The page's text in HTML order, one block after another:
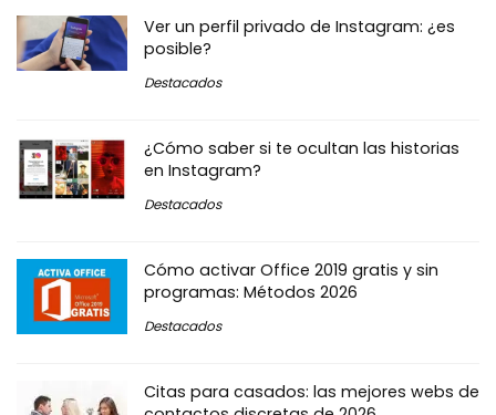
Ver un perfil privado de Instagram: ¿es
posible?
Destacados
¿Cómo saber si te ocultan las historias
en Instagram?
Destacados
Cómo activar Office 2019 gratis y sin
programas: Métodos 2026
Destacados
Citas para casados: las mejores webs de